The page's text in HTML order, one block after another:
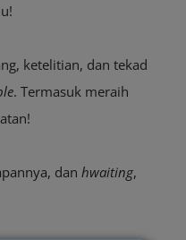
ketelitian, dan tekad
. Termasuk meraih
dan hwaiting,